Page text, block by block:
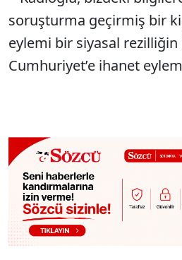
soruşturma geçirmiş bir
eylemi bir siyasal
Cumhuriyet’e ihanet